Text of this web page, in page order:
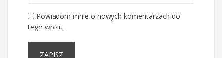
Powiadom mnie o nowych komentarzach do
tego wpisu.